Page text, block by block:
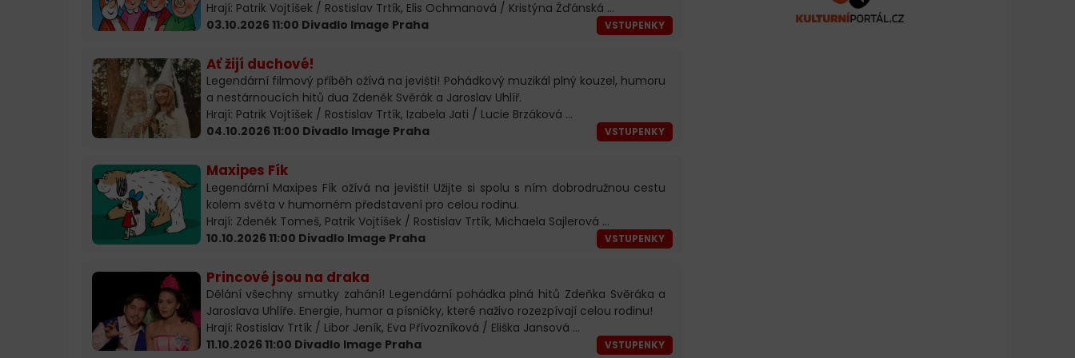
Hrají: Patrik Vojtíšek / Rostislav Trtík, Elis Ochmanová / Kristýna Žďánská ...
03.10.2026 11:00 Divadlo Image Praha
VSTUPENKY
Ať žijí duchové!
Legendární filmový příběh ožívá na jevišti! Pohádkový muzikál plný kouzel, humoru
a nestárnoucích hitů dua Zdeněk Svěrák a Jaroslav Uhlíř.
Hrají: Patrik Vojtíšek / Rostislav Trtík, Izabela Jati / Lucie Brzáková ...
04.10.2026 11:00 Divadlo Image Praha
VSTUPENKY
Maxipes Fík
Legendární Maxipes Fík ožívá na jevišti! Užijte si spolu s ním dobrodružnou cestu
kolem světa v humorném představení pro celou rodinu.
Hrají: Zdeněk Tomeš, Patrik Vojtíšek / Rostislav Trtík, Michaela Sajlerová ...
10.10.2026 11:00 Divadlo Image Praha
VSTUPENKY
Princové jsou na draka
Dělání všechny smutky zahání! Legendární pohádka plná hitů Zdeňka Svěráka a
Jaroslava Uhlíře. Energie, humor a písničky, které naživo rozezpívají celou rodinu!
Hrají: Rostislav Trtík / Libor Jeník, Eva Přívozníková / Eliška Jansová ...
11.10.2026 11:00 Divadlo Image Praha
VSTUPENKY